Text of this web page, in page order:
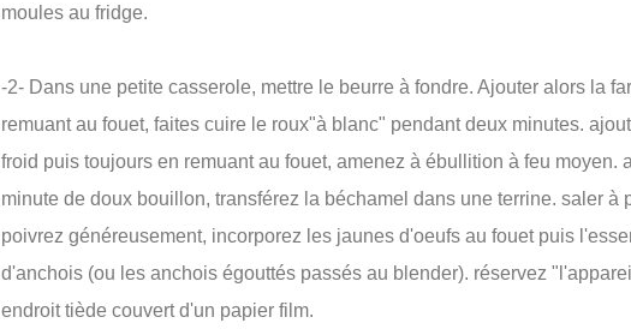
moules au fridge.
-2- Dans une petite casserole, mettre le beurre à fondre. Ajouter alors la
remuant au fouet, faites cuire le roux"à blanc" pendant deux minutes.
froid puis toujours en remuant au fouet, amenez à ébullition à feu moyen.
minute de doux bouillon, transférez la béchamel dans une terrine. saler à
poivrez généreusement, incorporez les jaunes d'oeufs au fouet puis
d'anchois (ou les anchois égouttés passés au blender). réservez
endroit tiède couvert d'un papier film.